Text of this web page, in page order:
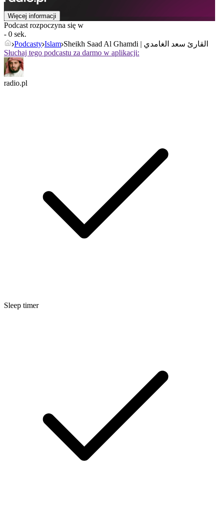
Więcej informacji
Podcast rozpoczyna się w
- 0 sek.
Podcasty Islam
Sheikh Saad Al Ghamdi | القارئ سعد الغامدي
Słuchaj tego podcastu za darmo w aplikacji:
radio.pl
Sleep timer